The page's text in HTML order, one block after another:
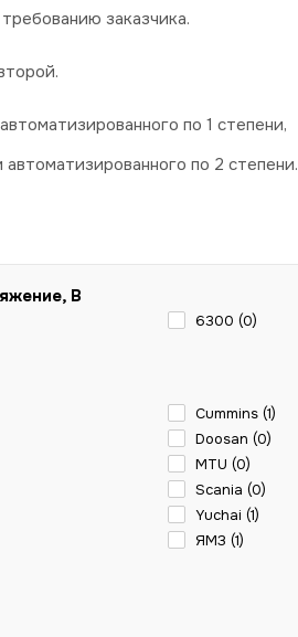
заказчика.
по 1 степени,
по 2 степени.
В
6300 (0)
Cummins (1)
Doosan (0)
MTU (0)
Scania (0)
Yuchai (1)
ЯМЗ (1)